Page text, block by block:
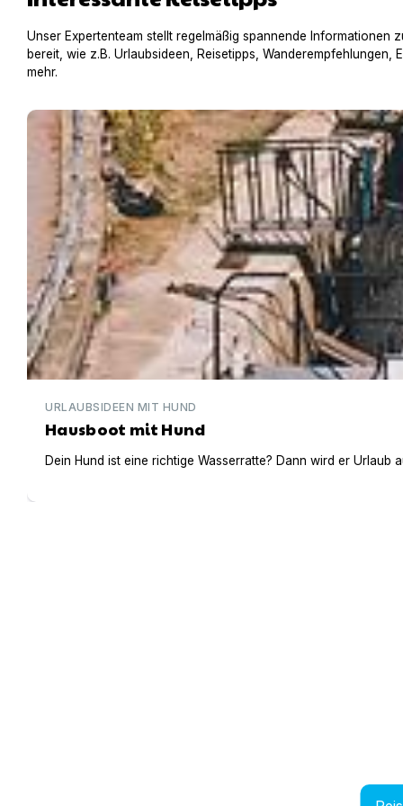
Unser Expertenteam stellt regelmäßig spannende Informationen
bereit, wie z.B. Urlaubsideen, Reisetipps, Wanderempfehlungen,
mehr.
Hausboot mit Hund
URLAUBSIDEEN MIT HUND
Hausboot mit Hund
Dein Hund ist eine richtige Wasserratte? Dann wird er